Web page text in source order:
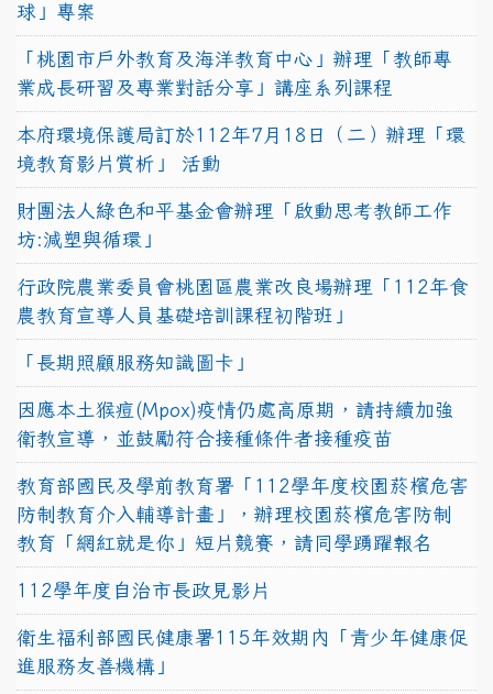
球」專案
「桃園市戶外教育及海洋教育中心」辦理「教師專
業成長研習及專業對話分享」講座系列課程
本府環境保護局訂於112年7月18日（二）辦理「環
境教育影片賞析」 活動
財團法人綠色和平基金會辦理「啟動思考教師工作
坊:減塑與循環」
行政院農業委員會桃園區農業改良場辦理「112年食
農教育宣導人員基礎培訓課程初階班」
「長期照顧服務知識圖卡」
因應本土猴痘(Mpox)疫情仍處高原期，請持續加強
衛教宣導，並鼓勵符合接種條件者接種疫苗
教育部國民及學前教育署「112學年度校園菸檳危害
防制教育介入輔導計畫」，辦理校園菸檳危害防制
教育「網紅就是你」短片競賽，請同學踴躍報名
112學年度自治市長政見影片
衛生福利部國民健康署115年效期內「青少年健康促
進服務友善機構」